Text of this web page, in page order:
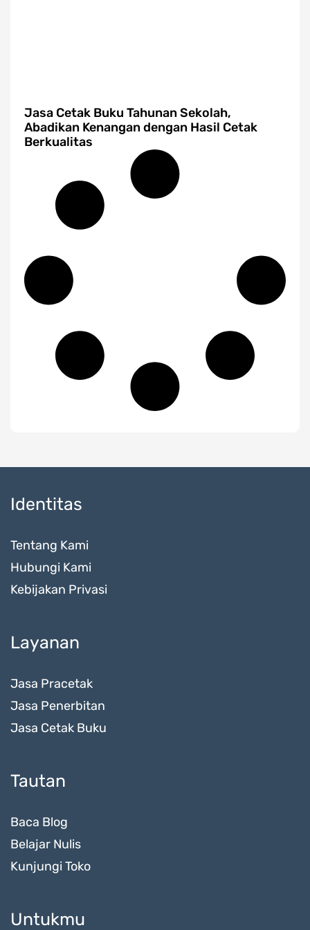
Jasa Cetak Buku Tahunan Sekolah,
Abadikan Kenangan dengan Hasil Cetak
Berkualitas
Identitas
Tentang Kami
Hubungi Kami
Kebijakan Privasi
Layanan
Jasa Pracetak
Jasa Penerbitan
Jasa Cetak Buku
Tautan
Baca Blog
Belajar Nulis
Kunjungi Toko
Untukmu